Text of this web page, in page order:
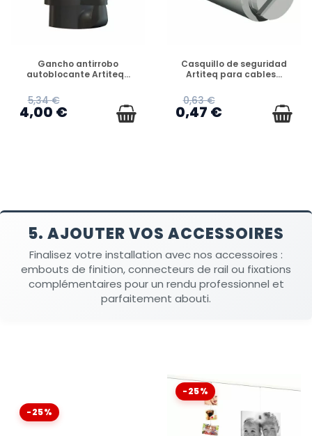
DISPONIBLE
Gancho antirrobo
autoblocante Artiteq...
5,34 €
4,00 €
DISPONIBLE
Casquillo de seguridad
Artiteq para cables...
0,63 €
0,47 €
5. AJOUTER VOS ACCESSOIRES
Finalisez votre installation avec nos accessoires :
embouts de finition, connecteurs de rail ou fixations
complémentaires pour un rendu professionnel et
parfaitement abouti.
-25%
-25%